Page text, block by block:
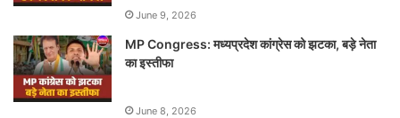
June 9, 2026
MP Congress: मध्यप्रदेश कांग्रेस को झटका, बड़े नेता
का इस्तीफा
June 8, 2026